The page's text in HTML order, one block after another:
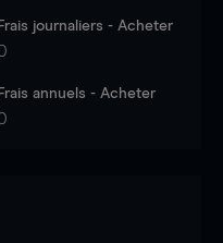
Frais journaliers - Acheter
Frais annuels - Acheter